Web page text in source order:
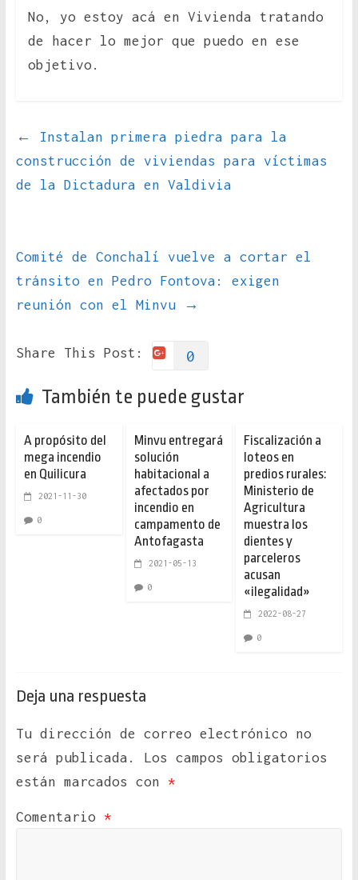
No, yo estoy acá en Vivienda tratando
de hacer lo mejor que puedo en ese
objetivo.
←
Instalan primera piedra para la
construcción de viviendas para víctimas
de la Dictadura en Valdivia
Comité de Conchalí vuelve a cortar el
tránsito en Pedro Fontova: exigen
reunión con el Minvu
→
Share This Post: 0
También te puede gustar
A propósito del
mega incendio
en Quilicura
2021-11-30
0
Minvu entregará
solución
habitacional a
afectados por
incendio en
campamento de
Antofagasta
2021-05-13
0
Fiscalización a
loteos en
predios rurales:
Ministerio de
Agricultura
muestra los
dientes y
parceleros
acusan
«ilegalidad»
2022-08-27
0
Deja una respuesta
Tu dirección de correo electrónico no
será publicada.
Los campos obligatorios
están marcados con *
Comentario *